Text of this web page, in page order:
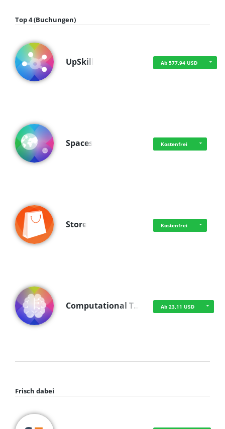
Top 4 (Buchungen)
UpSkill Ab 577,94 USD
Spaces Kostenfrei
Store Kostenfrei
Computational T… Ab 23,11 USD
Frisch dabei